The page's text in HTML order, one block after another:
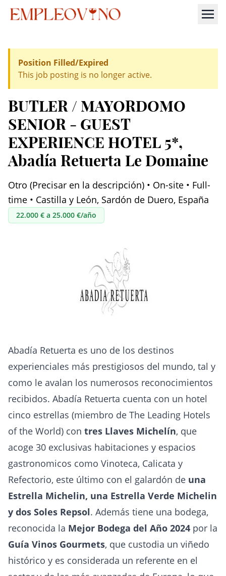
Position Filled/Expired
This job posting is no longer active.
BUTLER / MAYORDOMO
SENIOR - GUEST
EXPERIENCE HOTEL 5*,
Abadía Retuerta Le Domaine
Otro (Precisar en la descripción) • On-site • Full-
time • Castilla y León, Sardón de Duero, España
22.000 € a 25.000 €/año
Abadía Retuerta es uno de los destinos
experienciales más prestigiosos del mundo, tal y
como le avalan los numerosos reconocimientos
recibidos. Abadía Retuerta cuenta con un hotel
cinco estrellas (miembro de The Leading Hotels
of the World) con tres Llaves Michelín, que
acoge 30 exclusivas habitaciones y espacios
gastronomicos como Vinoteca, Calicata y
Refectorio, este último con el galardón de una
Estrella Michelin, una Estrella Verde Michelin
y dos Soles Repsol. Además tiene una bodega,
reconocida la Mejor Bodega del Año 2024 por la
Guía Vinos Gourmets, que custodia un viñedo
histórico y es considerada un referente en el